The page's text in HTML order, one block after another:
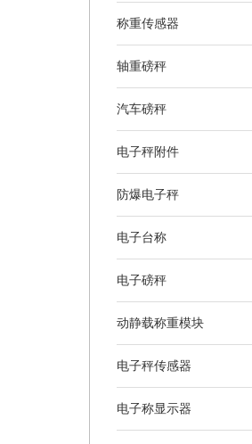
称重传感器
轴重磅秤
汽车磅秤
电子秤附件
防爆电子秤
电子台称
电子磅秤
动静载称重模块
电子秤传感器
电子称显示器